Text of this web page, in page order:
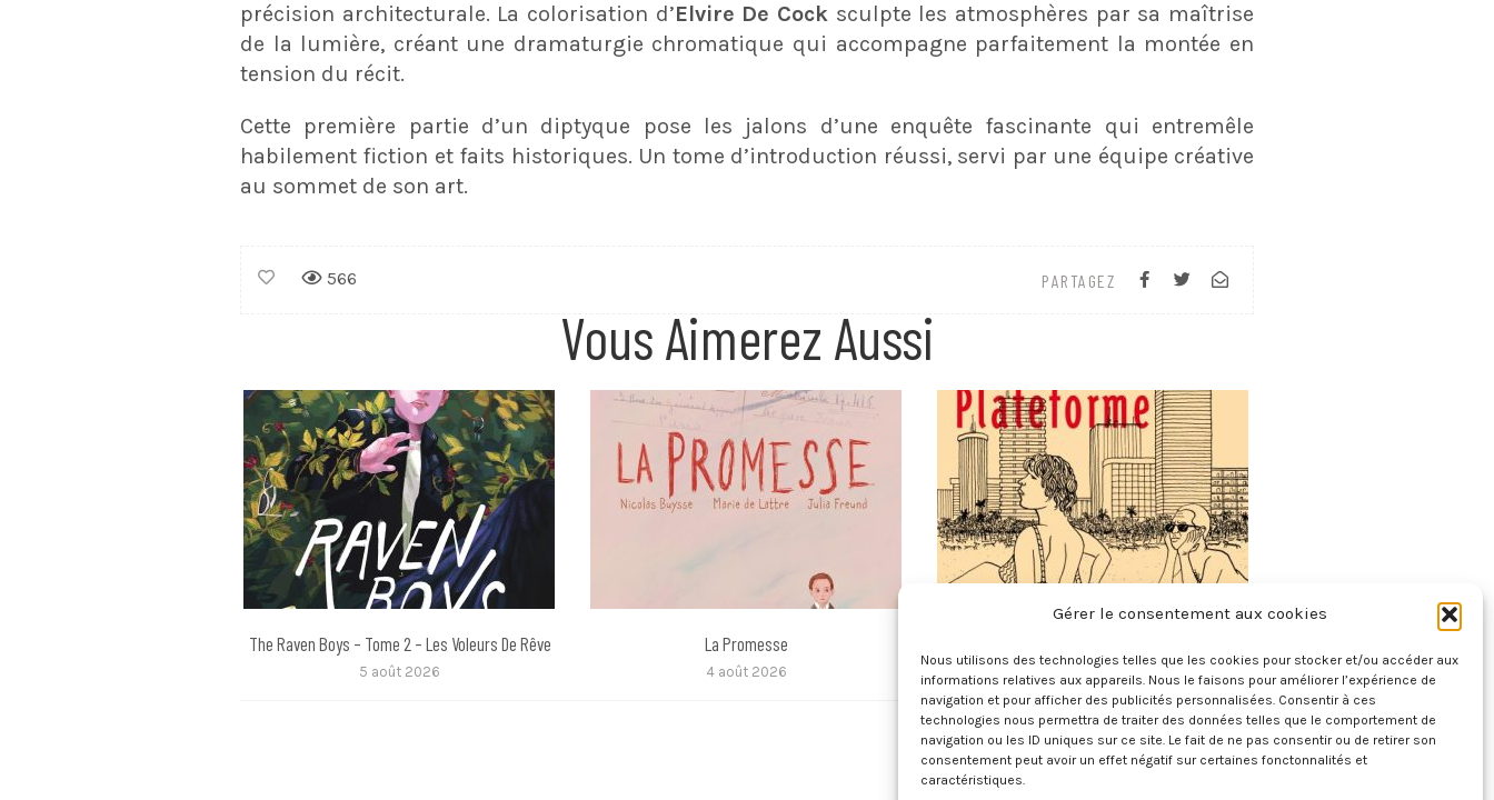
Gérer le consentement aux cookies
Nous utilisons des technologies telles que les cookies pour stocker et/ou accéder aux
informations relatives aux appareils. Nous le faisons pour améliorer l’expérience de
navigation et pour afficher des publicités personnalisées. Consentir à ces
technologies nous permettra de traiter des données telles que le comportement de
navigation ou les ID uniques sur ce site. Le fait de ne pas consentir ou de retirer son
consentement peut avoir un effet négatif sur certaines fonctonnalités et
caractéristiques.
précision architecturale. La colorisation d’Elvire De Cock sculpte les atmosphères par sa maîtrise
de la lumière, créant une dramaturgie chromatique qui accompagne parfaitement la montée en
tension du récit.
Cette première partie d’un diptyque pose les jalons d’une enquête fascinante qui entremêle
habilement fiction et faits historiques. Un tome d’introduction réussi, servi par une équipe créative
au sommet de son art.
PARTAGEZ
566
Vous Aimerez Aussi
The Raven Boys – Tome 2 – Les Voleurs De Rêve
5 août 2026
La Promesse
4 août 2026 1 août 2026